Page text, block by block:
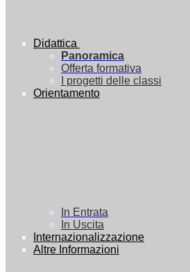
Didattica
Panoramica
Offerta formativa
I progetti delle classi
Orientamento
In Entrata
In Uscita
Internazionalizzazione
Altre Informazioni